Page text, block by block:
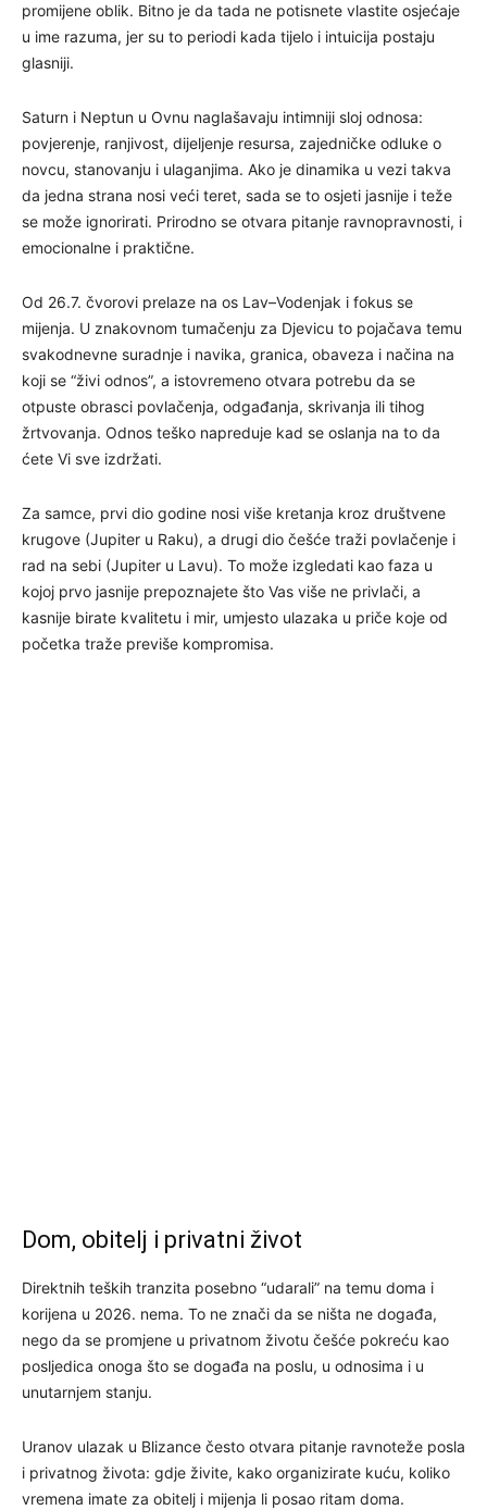
promijene oblik. Bitno je da tada ne potisnete vlastite osjećaje
u ime razuma, jer su to periodi kada tijelo i intuicija postaju
glasniji.
Saturn i Neptun u Ovnu naglašavaju intimniji sloj odnosa:
povjerenje, ranjivost, dijeljenje resursa, zajedničke odluke o
novcu, stanovanju i ulaganjima. Ako je dinamika u vezi takva
da jedna strana nosi veći teret, sada se to osjeti jasnije i teže
se može ignorirati. Prirodno se otvara pitanje ravnopravnosti, i
emocionalne i praktične.
Od 26.7. čvorovi prelaze na os Lav–Vodenjak i fokus se
mijenja. U znakovnom tumačenju za Djevicu to pojačava temu
svakodnevne suradnje i navika, granica, obaveza i načina na
koji se “živi odnos”, a istovremeno otvara potrebu da se
otpuste obrasci povlačenja, odgađanja, skrivanja ili tihog
žrtvovanja. Odnos teško napreduje kad se oslanja na to da
ćete Vi sve izdržati.
Za samce, prvi dio godine nosi više kretanja kroz društvene
krugove (Jupiter u Raku), a drugi dio češće traži povlačenje i
rad na sebi (Jupiter u Lavu). To može izgledati kao faza u
kojoj prvo jasnije prepoznajete što Vas više ne privlači, a
kasnije birate kvalitetu i mir, umjesto ulazaka u priče koje od
početka traže previše kompromisa.
Dom, obitelj i privatni život
Direktnih teških tranzita posebno “udarali” na temu doma i
korijena u 2026. nema. To ne znači da se ništa ne događa,
nego da se promjene u privatnom životu češće pokreću kao
posljedica onoga što se događa na poslu, u odnosima i u
unutarnjem stanju.
Uranov ulazak u Blizance često otvara pitanje ravnoteže posla
i privatnog života: gdje živite, kako organizirate kuću, koliko
vremena imate za obitelj i mijenja li posao ritam doma.